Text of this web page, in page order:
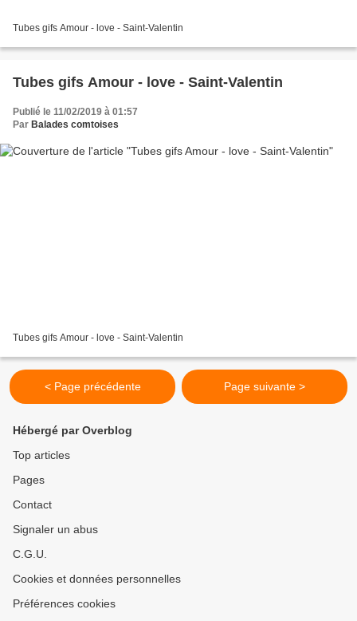
Tubes gifs Amour - love - Saint-Valentin
Tubes gifs Amour - love - Saint-Valentin
Publié le 11/02/2019 à 01:57
Par Balades comtoises
Tubes gifs Amour - love - Saint-Valentin
< Page précédente Page suivante >
Hébergé par Overblog
Top articles
Pages
Contact
Signaler un abus
C.G.U.
Cookies et données personnelles
Préférences cookies